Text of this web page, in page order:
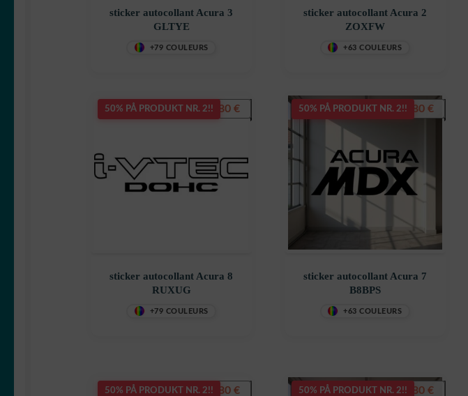
sticker autocollant Acura 3
GLTYE
+79 COULEURS
sticker autocollant Acura 2
ZOXFW
+63 COULEURS
50% PÅ PRODUKT NR. 2!!
sticker autocollant Acura 8
RUXUG
+79 COULEURS
7,80€ 50% PÅ PRODUKT NR. 2!!
sticker autocollant Acura 7
B8BPS
+63 COULEURS
7,80 €
50% PÅ PRODUKT NR. 2!!7,80€ 50% PÅ PRODUKT NR. 2!!7,80 €